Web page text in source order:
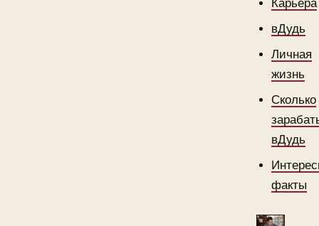
Карьера
вДудь
Личная
жизнь
Сколько
вДудь
факты